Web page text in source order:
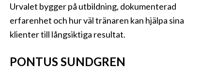
Urvalet bygger på utbildning, dokumenterad
erfarenhet och hur väl tränaren kan hjälpa sina
klienter till långsiktiga resultat.
PONTUS SUNDGREN